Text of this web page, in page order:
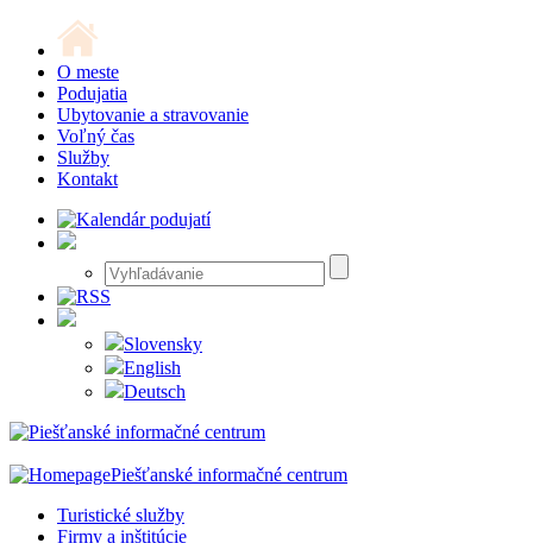
O meste
Podujatia
Ubytovanie a stravovanie
Voľný čas
Služby
Kontakt
Slovensky
English
Deutsch
Piešťanské informačné centrum
Turistické služby
Firmy a inštitúcie